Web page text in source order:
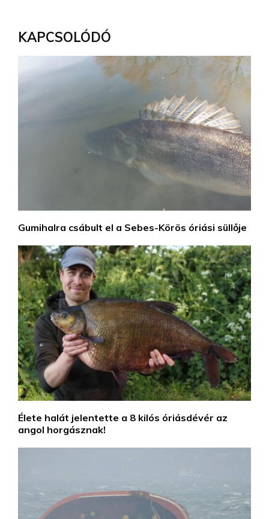
KAPCSOLÓDÓ
Gumihalra csábult el a Sebes-Körös óriási süllője
Élete halát jelentette a 8 kilós óriásdévér az
angol horgásznak!